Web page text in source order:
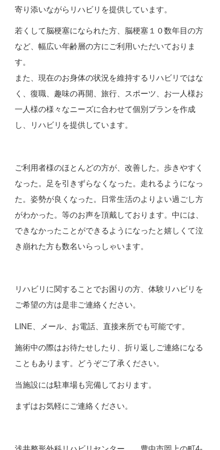
寄り添いながらリハビリを提供しています。
若くして脳梗塞になられた方、脳梗塞１０数年目の方
など、幅広い年齢層の方にご利用いただいておりま
す。
また、現在のお身体の状況を維持するリハビリではな
く、復職、趣味の再開、旅行、スポーツ、お一人様お
一人様の様々なニーズに合わせて個別プランを作成
し、リハビリを提供しています。
ご利用者様のほとんどの方が、改善した。歩きやすく
なった。足を引きずらなくなった。走れるようになっ
た。姿勢が良くなった。日常生活のよりよい過ごし方
がわかった。等のお声を頂戴しております。中には、
できなかったことができるようになったと嬉しくて泣
き崩れた方も数名いらっしゃいます。
リハビリに関することでお困りの方、体験リハビリを
ご希望の方は是非ご連絡ください。
LINE、メール、お電話、直接来所でも可能です。
施術中の際はお待たせしたり、折り返しご連絡になる
こともあります。どうぞご了承ください。
当施設には駐車場も完備しております。
まずはお気軽にご連絡ください。